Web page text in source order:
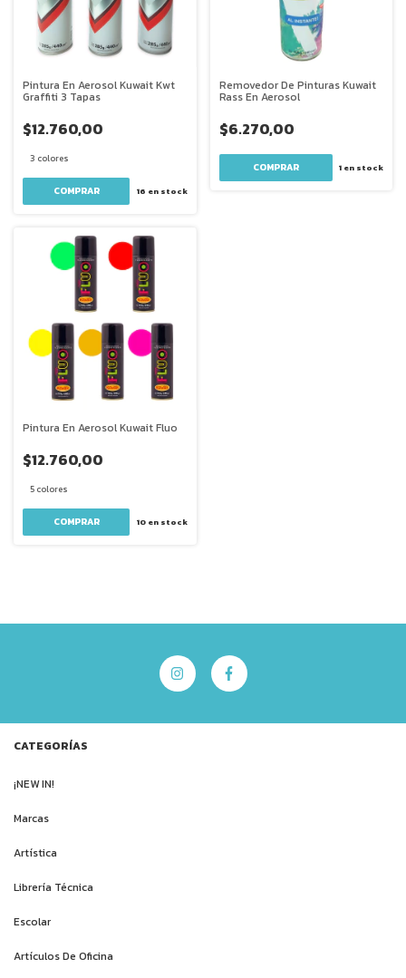
Pintura En Aerosol Kuwait Kwt
Graffiti 3 Tapas
$12.760,00
3 colores
COMPRAR 16 en stock
Removedor De Pinturas Kuwait
Rass En Aerosol
$6.270,00
1 en stock
Pintura En Aerosol Kuwait Fluo
$12.760,00
5 colores
COMPRAR 10en stock
CATEGORÍAS
¡NEW IN!
Marcas
Artística
Librería Técnica
Escolar
Artículos De Oficina